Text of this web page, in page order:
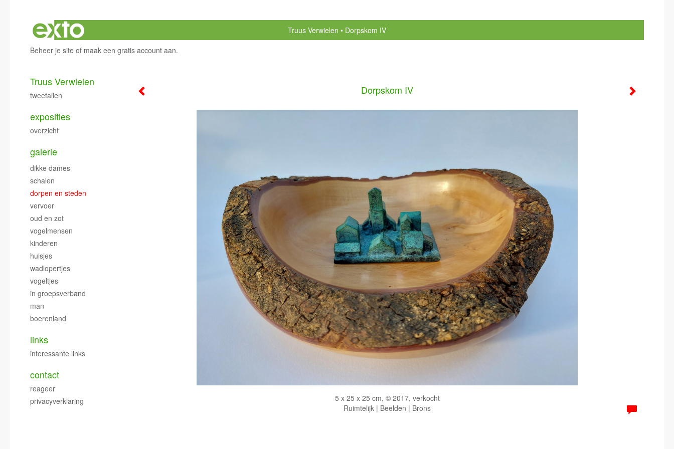
Truus Verwielen
Dorpskom IV
Beheer je site of maak een gratis account aan.
Dorpskom IV
5 x 25 x 25 cm, © 2017, verkocht
Ruimtelijk | Beelden | Brons
Truus Verwielen
tweetallen
exposities
overzicht
galerie
dikke dames
schalen
dorpen en steden
vervoer
oud en zot
vogelmensen
kinderen
huisjes
wadlopertjes
vogeltjes
in groepsverband
man
boerenland
links
interessante links
contact
reageer
privacyverklaring